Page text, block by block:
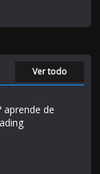
Ver todo
aprende de